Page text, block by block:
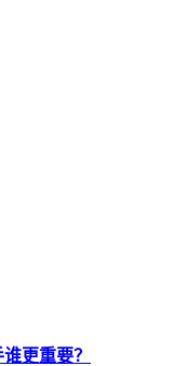
更重要？